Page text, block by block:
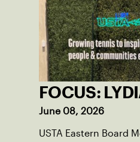
FOCUS:
June 08, 2026
USTA Eastern Board